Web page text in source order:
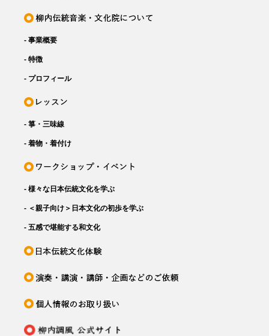
- 事業概要
- 特徴
- プロフィール
- 箏・三味線
- 着物・着付け
- 様々な日本伝統文化を学ぶ
- ＜親子向け＞日本文化の初歩を学ぶ
- 五感で堪能する和文化